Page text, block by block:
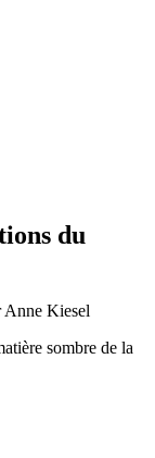
du
Anne Kiesel
sombre de la